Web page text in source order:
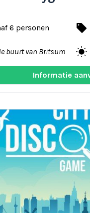
6 personen local_offer
buurt van Britsum wb_sunny
Informatie